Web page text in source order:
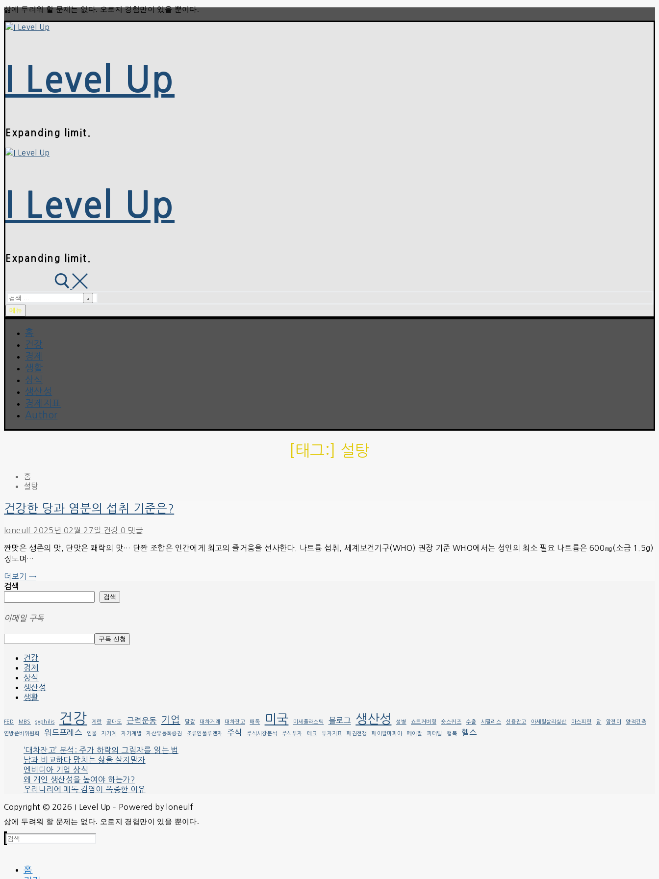
콘
텐
츠
메
뉴
닫
기
삶에 두려워 할 문제는 없다. 오로지 경험만이 있을 뿐이다.
I Level Up
Expanding limit.
I Level Up
Expanding limit.
검
색
:
메뉴
홈
건강
경제
생활
상식
생산성
경제지표
Author
[태그:] 설탕
홈
설탕
건강한 당과 염분의 섭취 기준은?
loneulf 2025년 02월 27일 건강 0 댓글
짠맛은 생존의 맛, 단맛은 쾌락의 맛… 단짠 조합은 인간에게 최고의 즐거움을 선사한다. 나트륨 섭취, 세계보건기구(WHO) 권장 기준 WHO에서는 성인의 최소 필요 나트륨은 600㎎(소금 1.5g)
정도며…
더보기 →
검색
검색
이메일 구독
건강
경제
상식
생산성
생활
FED MBS syphilis 건강 계란 공매도 근력운동 기업 달걀 대차거래 대차잔고 매독 미국 미세플라스틱 블로그 생산성 성병 쇼트커버링 숏스퀴즈 수출 시필리스 신용잔고 아세틸살리실산 아스피린 암 암전이 양적긴축
연방준비위원회 워드프레스 인물 자기계 자기계발 자산유동화증권 조류인풀루엔자 주식 주식시장분석 주식투자 테크 투자지표 패권전쟁 패이팔마피아 페이팔 피터틸 행복 헬스
‘대차잔고’ 분석: 주가 하락의 그림자를 읽는 법
남과 비교하다 망치는 삶을 살지말자
엔비디아 기업 상식
왜 개인 생산성을 높여야 하는가?
우리나라에 매독 감염이 폭증한 이유
Copyright © 2026 I Level Up – Powered by loneulf
삶에 두려워 할 문제는 없다. 오로지 경험만이 있을 뿐이다.
검
색
홈